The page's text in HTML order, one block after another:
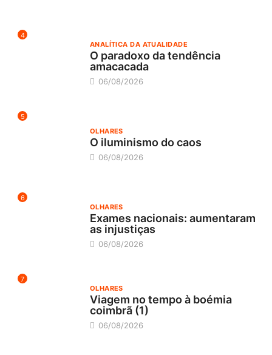
4
ANALÍTICA DA ATUALIDADE
O paradoxo da tendência
amacacada
06/08/2026
5
OLHARES
O iluminismo do caos
06/08/2026
6
OLHARES
Exames nacionais: aumentaram
as injustiças
06/08/2026
7
OLHARES
Viagem no tempo à boémia
coimbrã (1)
06/08/2026